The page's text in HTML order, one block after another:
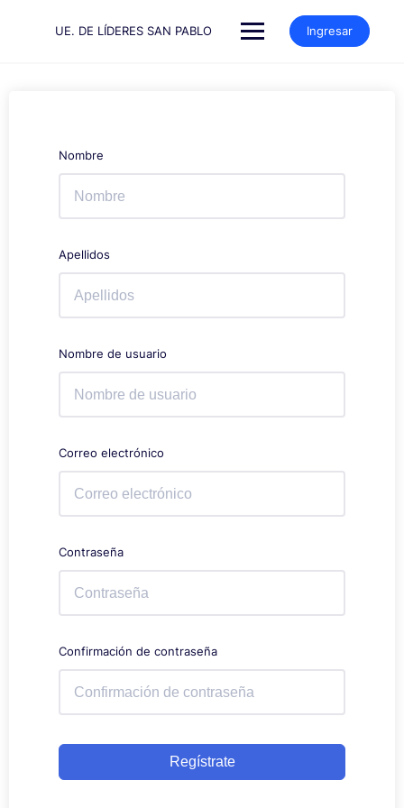
UE. DE LÍDERES SAN PABLO Ingresar
Nombre
Apellidos
Nombre de usuario
Correo electrónico
Contraseña
Confirmación de contraseña
Regístrate